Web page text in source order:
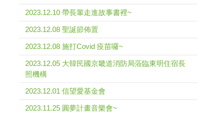
2023.12.10 帶長輩走進故事書裡~
2023.12.08 聖誕節佈置
2023.12.08 施打Covid 疫苗囉~
2023.12.05 大韓民國京畿道消防局蒞臨東明住宿長
照機構
2023.12.01 信望愛基金會
2023.11.25 圓夢計畫音樂會~